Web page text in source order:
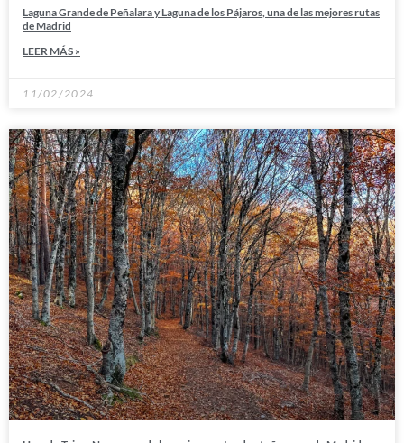
Laguna Grande de Peñalara y Laguna de los Pájaros, una de las mejores rutas
de Madrid
LEER MÁS »
11/02/2024